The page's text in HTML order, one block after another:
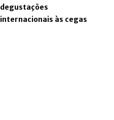
degustações
internacionais às cegas